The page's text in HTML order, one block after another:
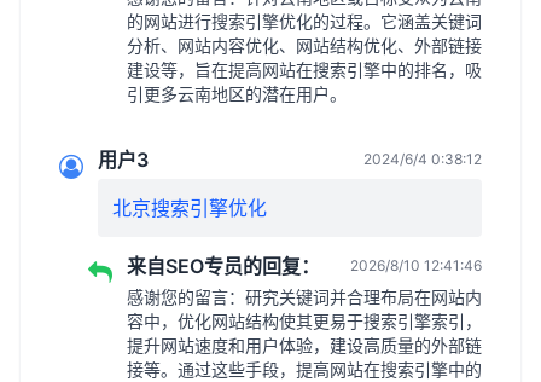
的网站进行搜索引擎优化的过程。它涵盖关键词
分析、网站内容优化、网站结构优化、外部链接
建设等，旨在提高网站在搜索引擎中的排名，吸
引更多云南地区的潜在用户。
用户3 2024/6/4 0:38:12
北京搜索引擎优化
来自SEO专员的回复： 2026/8/10 12:41:46
感谢您的留言：研究关键词并合理布局在网站内
容中，优化网站结构使其更易于搜索引擎索引，
提升网站速度和用户体验，建设高质量的外部链
接等。通过这些手段，提高网站在搜索引擎中的